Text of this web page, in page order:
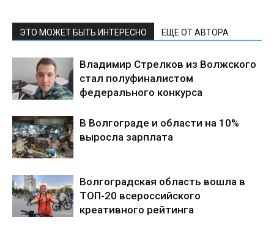
ЭТО МОЖЕТ БЫТЬ ИНТЕРЕСНО ЕЩЕ ОТ АВТОРА
Владимир Стрелков из Волжского
стал полуфиналистом
федерального конкурса
В Волгограде и области на 10%
выросла зарплата
Волгоградская область вошла в
ТОП-20 всероссийского
креативного рейтинга